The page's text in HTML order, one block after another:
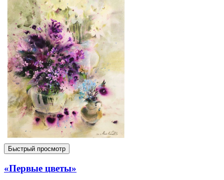
Быстрый просмотр
«Первые цветы»